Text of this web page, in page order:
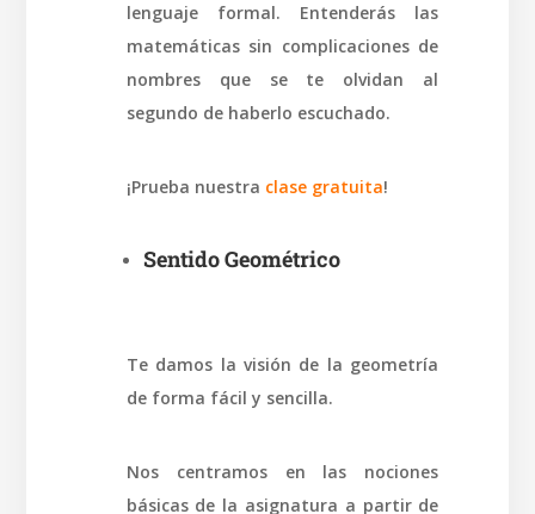
lenguaje formal. Entenderás las
matemáticas sin complicaciones de
nombres que se te olvidan al
segundo de haberlo escuchado.
¡Prueba nuestra clase gratuita!
Sentido Geométrico
Te damos la visión de la geometría
de forma fácil y sencilla.
Nos centramos en las nociones
básicas de la asignatura a partir de